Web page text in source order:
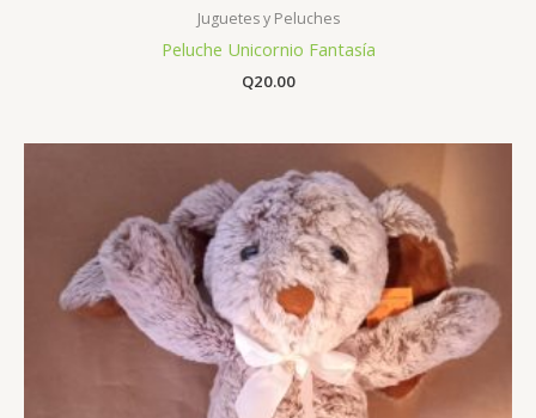
Juguetes y Peluches
Peluche Unicornio Fantasía
Q20.00